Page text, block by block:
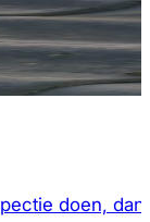
doen, dan